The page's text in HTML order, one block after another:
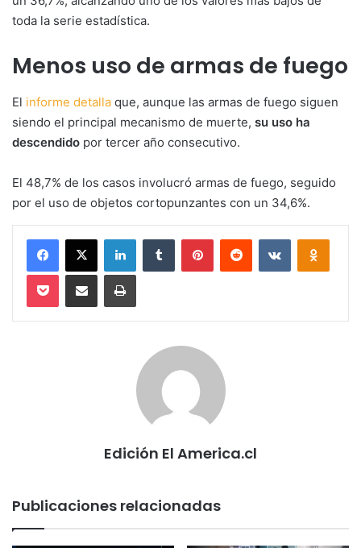
toda la serie estadística.
Menos uso de armas de fuego
El informe detalla que, aunque las armas de fuego siguen
siendo el principal mecanismo de muerte, su uso ha
descendido por tercer año consecutivo.
El 48,7% de los casos involucró armas de fuego, seguido
por el uso de objetos cortopunzantes con un 34,6%.
Facebook
X LinkedInTumblr PinterestReddit VKontakte
Pocket Compartir via email Imprimir
Edición El America.cl
Publicaciones relacionadas